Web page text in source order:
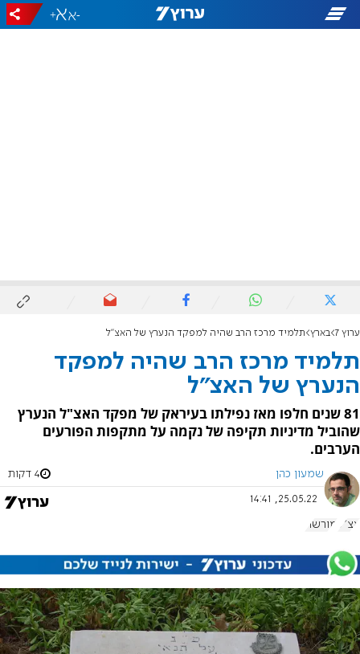
-
+
ערוץ 7 בארץ תלמיד מרכז הרב שהיה למפקד הנערץ של האצ"ל
תלמיד מרכז הרב שהיה למפקד
הנערץ של האצ"ל
81 שנים חלפו מאז נפילתו בעיראק של מפקד האצ"ל הנערץ
שהוביל מדיניות תקיפה של נקמה על מתקפות הפורעים
הערבים.
שמעון כהן 4 דקות
25.05.22, 14:41
אצ"ל מורשת